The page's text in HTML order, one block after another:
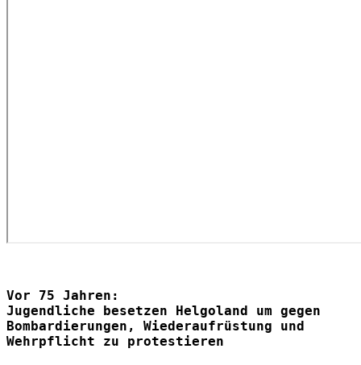
Vor 75 Jahren:
Jugendliche besetzen Helgoland um gegen
Bombardierungen, Wiederaufrüstung und
Wehrpflicht zu protestieren